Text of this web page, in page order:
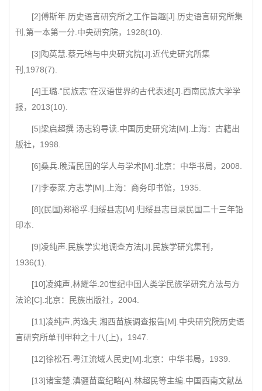
[2]傅斯年.历史语言研究所之工作旨趣[J].历史语言研究所集
刊,第一本第一分.中央研究院，1928(10).
[3]陶英慧.蔡元培与中央研究院[J].近代史研究所集
刊,1978(7).
[4]王璐.“民族志”在汉语世界的古代表述[J].西南民族大学学
报，2013(10).
[5]梁启超撰 汤志钧导读.中国历史研究法[M].上海：古籍出
版社，1998.
[6]桑兵.晚清民国的学人与学术[M].北京：中华书局，2008.
[7]李泰棻.方志学[M].上海：商务印书馆，1935.
[8](民国)郑裕孚.归绥县志[M].归绥县志目录民国二十三年铅
印本.
[9]凌纯声.民族学实地调查方法[J].民族学研究集刊，
1936(1).
[10]凌纯声,林耀华.20世纪中国人类学民族学研究方法与方
法论[C].北京：民族出版社，2004.
[11]凌纯声,芮逸夫.湘西苗族调查报告[M].中央研究院历史语
言研究所单刊甲种之十八(上)，1947.
[12]徐松石.粤江流域人民史[M].北京：中华书局，1939.
[13]诸宝楚.滇疆苗蛮纪略[A].林超民等主编.中国西南文献丛